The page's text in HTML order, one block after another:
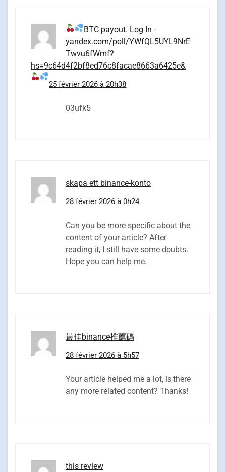
BTC payout. Log In -
yandex.com/poll/YWfQL5UYL9NrE
Twvu6fWmf?
hs=9c64d4f2bf8ed76c8facae8663a6425e&
25 février 2026 à 20h38
03ufk5
skapa ett binance-konto
28 février 2026 à 0h24
Can you be more specific about the
content of your article? After
reading it, I still have some doubts.
Hope you can help me.
最佳binance推薦碼
28 février 2026 à 5h57
Your article helped me a lot, is there
any more related content? Thanks!
this review